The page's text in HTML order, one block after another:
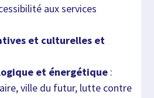
aux services
et culturelles et
et énergétique :
ville du futur, lutte contre